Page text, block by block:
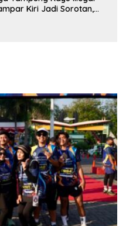
Kiri Jadi Sorotan,